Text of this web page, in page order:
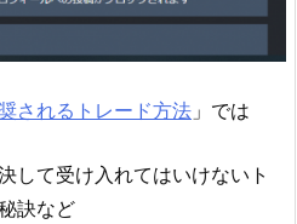
されるトレード方法 」では
して受け入れてはいけないト
訣など